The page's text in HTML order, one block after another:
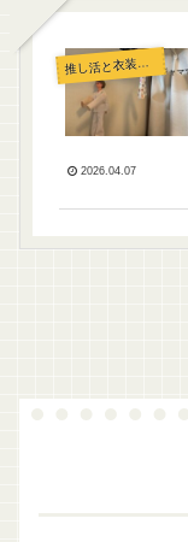
推
し活と衣装部屋
2026.04.07